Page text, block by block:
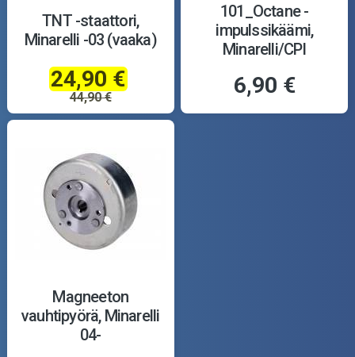
TNT -staattori,
Minarelli -03 (vaaka)
24,90 €
44,90 €
101_Octane -
impulssikäämi,
Minarelli/CPI
6,90 €
Magneeton
vauhtipyörä, Minarelli
04-